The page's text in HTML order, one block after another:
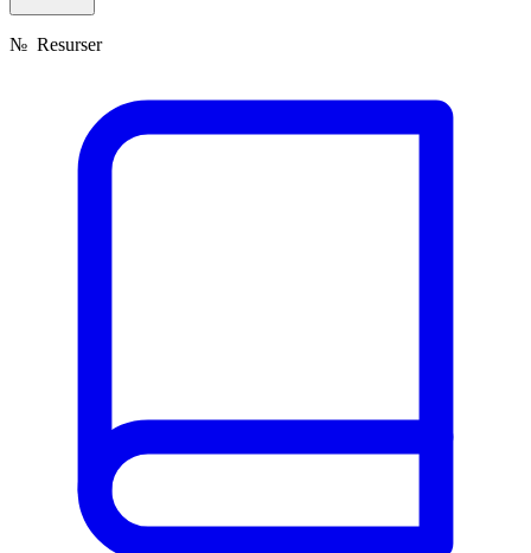
№ Resurser